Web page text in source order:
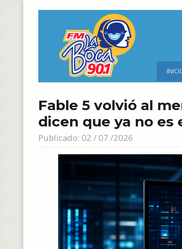
Fable 5 volvió al
dicen que ya no es
Publicado: 02 / 07 /2026